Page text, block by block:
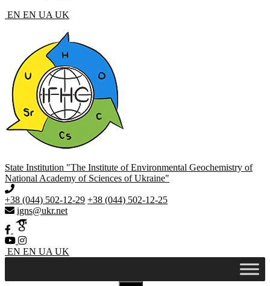
EN EN UA UK
State Institution "The Institute of Environmental Geochemistry of
National Academy of Sciences of Ukraine"
+38 (044) 502-12-29 +38 (044) 502-12-25
igns@ukr.net
EN EN UA UK